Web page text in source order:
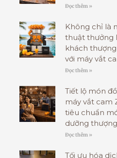
Đọc thêm »
Không chỉ là
thuật thưởng
khách
với máy vắt
Đọc thêm »
Tiết lộ món
máy vắt cam
tiêu chuẩn
dưỡng
Đọc thêm »
Tối ưu hóa